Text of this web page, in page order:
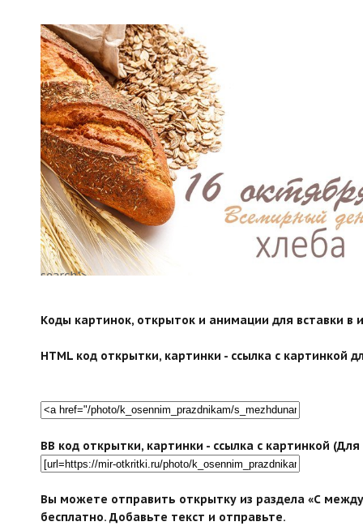
search">
Коды картинок, открыток и анимации для вставки в
HTML код открытки, картинки - ссылка с картинкой
BB код открытки, картинки - ссылка с картинкой
Вы можете отправить открытку из раздела «С
бесплатно. Добавьте текст и отправьте.